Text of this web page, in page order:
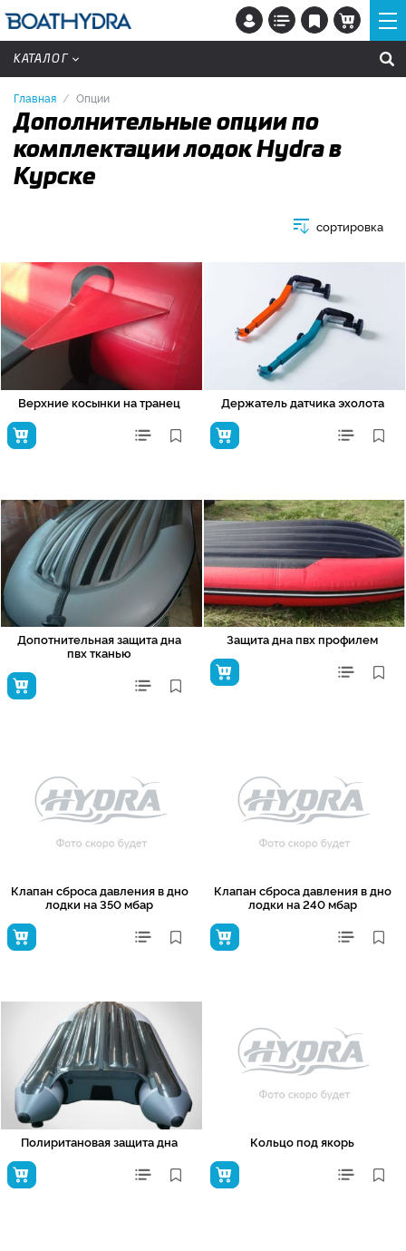
КАТАЛОГ
Главная Опции
Дополнительные опции по
комплектации лодок Hydra в
Курске
сортировка
Верхние косынки на транец Держатель датчика эхолота
Допотнительная защита дна
пвх тканью
Защита дна пвх профилем
Клапан сброса давления в дно
лодки на 350 мбар
Клапан сброса давления в дно
лодки на 240 мбар
Полиритановая защита дна Кольцо под якорь